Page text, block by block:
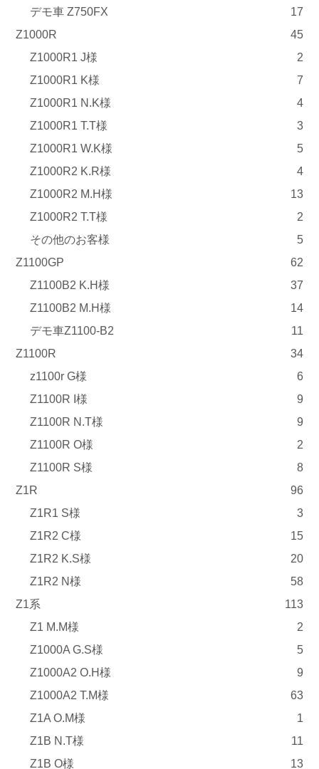
デモ車 Z750FX
17
Z1000R
45
Z1000R1 J様
2
Z1000R1 K様
7
Z1000R1 N.K様
4
Z1000R1 T.T様
3
Z1000R1 W.K様
5
Z1000R2 K.R様
4
Z1000R2 M.H様
13
Z1000R2 T.T様
2
その他のお客様
5
Z1100GP
62
Z1100B2 K.H様
37
Z1100B2 M.H様
14
デモ車Z1100-B2
11
Z1100R
34
z1100r G様
6
Z1100R I様
9
Z1100R N.T様
9
Z1100R O様
2
Z1100R S様
8
Z1R
96
Z1R1 S様
3
Z1R2 C様
15
Z1R2 K.S様
20
Z1R2 N様
58
Z1系
113
Z1 M.M様
2
Z1000A G.S様
5
Z1000A2 O.H様
9
Z1000A2 T.M様
63
Z1A O.M様
1
Z1B N.T様
11
Z1B O様
13